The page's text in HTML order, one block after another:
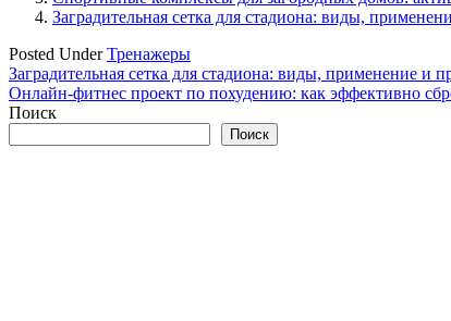
Заградительная сетка для стадиона: виды,
Posted UnderТренажеры
Навигация
по
Заградительная сетка для стадиона: виды, применение и
Онлайн-фитнес проект по похудению: как эффективно
Поиск
Поиск